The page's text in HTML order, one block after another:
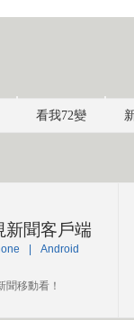
看我72變
新聞客戶端
Android
聞移動看！